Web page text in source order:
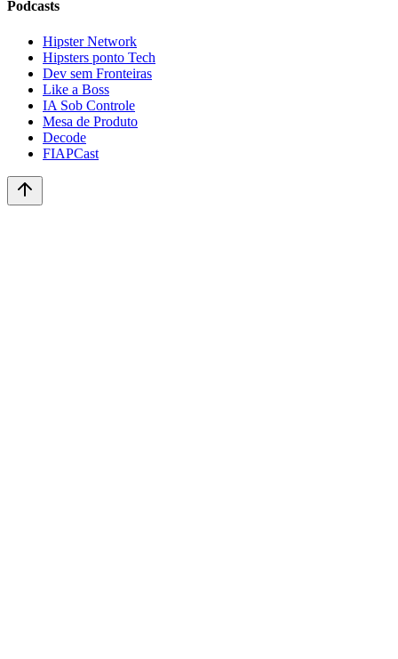
Podcasts
Hipster Network
Hipsters ponto Tech
Dev sem Fronteiras
Like a Boss
IA Sob Controle
Mesa de Produto
Decode
FIAPCast